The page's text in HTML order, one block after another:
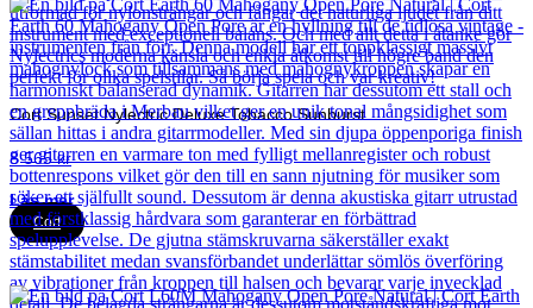
Cort Sunset Nylectric Deluxe Tobacco Sunburst
8 565kr
Läs mer
Cort